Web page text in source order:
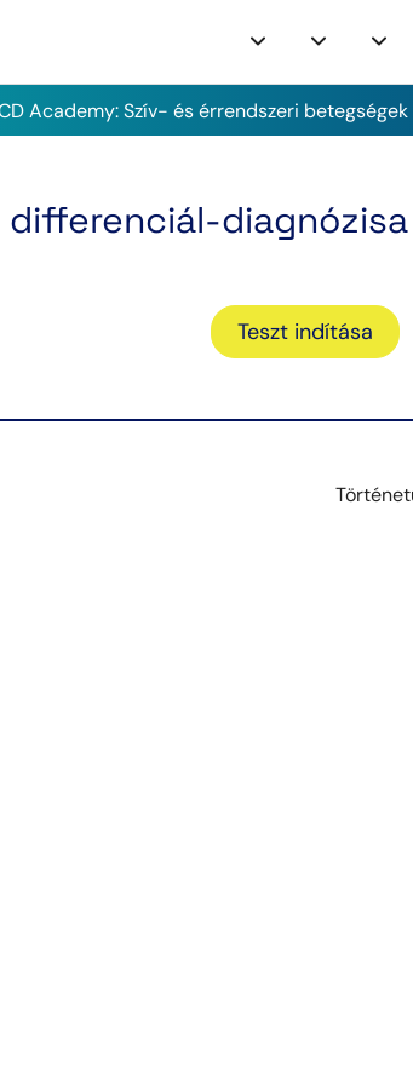
Academy: Szív- és érrendszeri
differenciál-diagnózisa
Teszt indítása